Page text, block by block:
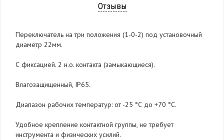
Отзывы
Переключатель на три положения (1-0-2) под установочный
диаметр 22мм.
С фиксацией. 2 н.о. контакта (замыкающиеся).
Влагозащищенный, IP65.
Диапазон рабочих температур: от -25 °С до +70 °С.
Удобное крепление контактной группы, не требует
инструмента и физических усилий.